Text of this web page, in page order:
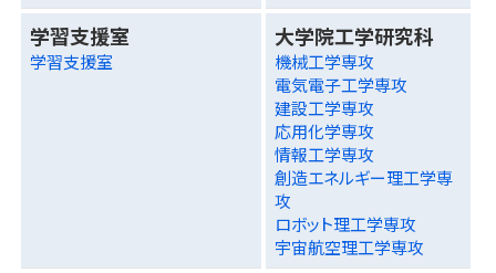
学習支援室
学習支援室
大学院工学研究科
機械工学専攻
電気電子工学専攻
建設工学専攻
応用化学専攻
情報工学専攻
創造エネルギー理工学専
攻
ロボット理工学専攻
宇宙航空理工学専攻